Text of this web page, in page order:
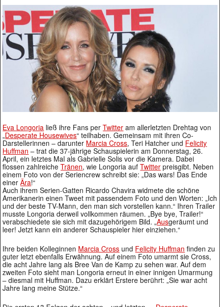
Eva Longoria ließ ihre Fans perTwitter am allerletzten Drehtag von
„Desperate Housewives“ teilhaben. Gemeinsam mit ihren Co-
Darstellerinnen – darunter Marcia Cross, Teri Hatcher und Felicity
Huffman – trat die 37-jährige Schauspielerin am Donnerstag, 26.
April, ein letztes Mal als Gabrielle Solis vor die Kamera. Dabei
flossen zahlreicheTränen, wie Longoria aufTwitter preisgibt. Neben
einem Foto von der Seriencrew schreibt sie: „Das wars! Das Ende
einerÄra!“
Auch ihrem Serien-Gatten Ricardo Chavira widmete die schöne
Amerikanerin einen Tweet mit passendem Foto und den Worten: „Ich
und der beste TV-Mann, den man sich vorstellen kann.“ Ihren Trailer
musste Longoria derweil vollkommen räumen. „Bye bye, Trailer!“
verabschiedete sie sich mit dazugehörigem Bild. „Ausgeräumt und
leer! Jetzt kann ein anderer Schauspieler hier einziehen.“
Ihre beiden Kolleginnen Marcia Cross und Felicity Huffman finden zu
guter letzt ebenfalls Erwähnung. Auf einem Foto umarmt sie Cross,
die acht Jahre lang als Bree Van de Kamp zu sehen war. Auf dem
zweiten Foto sieht man Longoria erneut in einer innigen Umarmung
– diesmal mit Huffman. Dazu erklärt Erstere berührt: „Sie war acht
Jahre lang meine Stütze.“